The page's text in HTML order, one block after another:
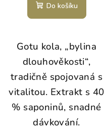
Do košíku
Gotu kola, „bylina
dlouhověkosti“,
tradičně spojovaná s
vitalitou. Extrakt s 40
% saponinů, snadné
dávkování.